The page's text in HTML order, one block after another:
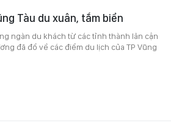
Tàu du xuân, tắm biển
ngàn du khách từ các tỉnh thành lân cận
đã đổ về các điểm du lịch của TP Vũng